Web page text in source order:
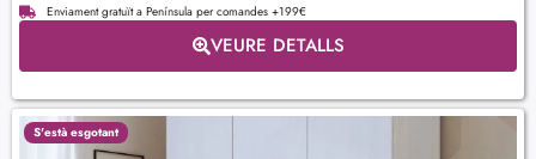
Enviament gratuït a Península per comandes +199€
VEURE DETALLS
S'està esgotant